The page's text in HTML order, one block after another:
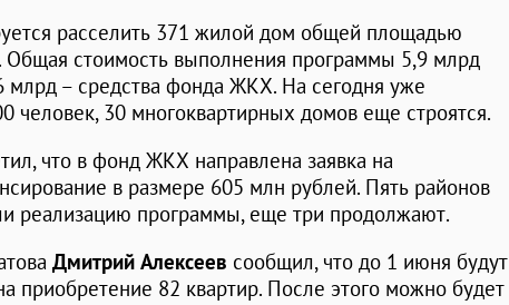
расселить 371 жилой дом общей площадью
Общая стоимость выполнения программы 5,9 млрд
млрд – средства фонда ЖКХ. На сегодня уже
человек, 30 многоквартирных домов еще строятся.
что в фонд ЖКХ направлена заявка на
в размере 605 млн рублей. Пять районов
реализацию программы, еще три продолжают.
Дмитрий Алексеев сообщил, что до 1 июня будут
приобретение 82 квартир. После этого можно будет